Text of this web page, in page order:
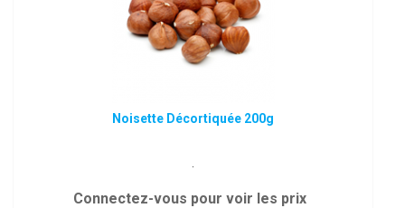
Noisette Décortiquée 200g
.
Connectez-vous pour voir les prix